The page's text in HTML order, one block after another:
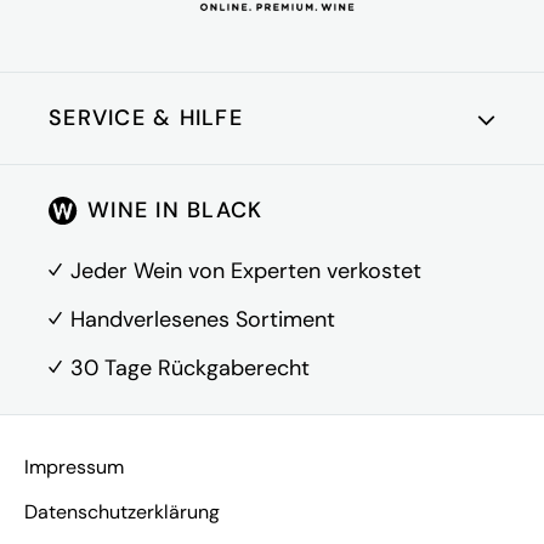
SERVICE & HILFE
Über Uns
FAQ
Vertrag widerrufen
WINE IN BLACK
Jeder Wein von Experten verkostet
Handverlesenes Sortiment
30 Tage Rückgaberecht
Impressum
Datenschutzerklärung